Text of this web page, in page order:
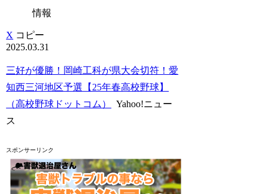
情報
X コピー
2025.03.31
三好が優勝！岡崎工科が県大会切符！愛
知西三河地区予選【25年春高校野球】
（高校野球ドットコム）
Yahoo!ニュー
ス
スポンサーリンク